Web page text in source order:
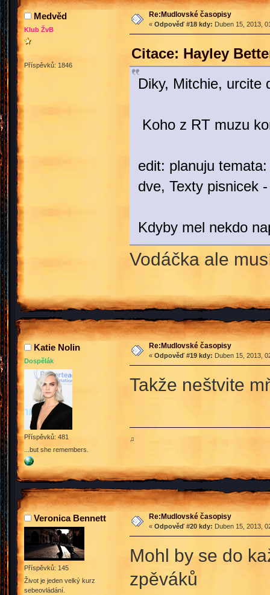
Medvěd
Klub ŽvB
Příspěvků: 1846
Re:Mudlovské časopisy
« Odpověď #18 kdy: Duben 15, 2013,
Citace: Hayley
Diky, Mitchie,
Koho z RT muzu
edit: planuju
dve, Texty pisnicek
Kdyby mel nekdo
Vodáčka ale
Katie Nolin
Dospělák
Příspěvků: 481
...but she remembers.
Re:Mudlovské časopisy
« Odpověď #19 kdy: Duben 15, 2013,
Takže neštvite
♫
Veronica Bennett
Příspěvků: 145
Život je jeden velký kurz
sebeovládání.
Re:Mudlovské časopisy
« Odpověď #20 kdy: Duben 15, 2013,
Mohl by se do
zpěváků